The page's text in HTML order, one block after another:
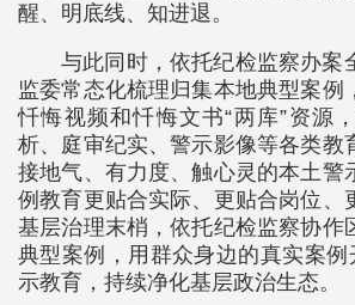
醒、明底线、知进退。
与此同时，依托纪检监察办案
监委常态化梳理归集本地典型案例
忏悔视频和忏悔文书“两库”资源
析、庭审纪实、警示影像等各类教
接地气、有力度、触心灵的本土警
例教育更贴合实际、更贴合岗位、
基层治理末梢，依托纪检监察协作
典型案例，用群众身边的真实案例
示教育，持续净化基层政治生态。